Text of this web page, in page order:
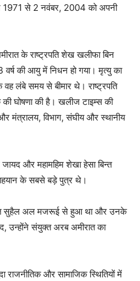
1971 से 2 नवंबर, 2004 को अपनी
के राष्ट्रपति शेख खलीफा बिन
की आयु में निधन हो गया। मृत्यु का
वह लंबे समय से बीमार थे। राष्ट्रपति
घोषणा की है। खलीज टाइम्स की
मंत्रालय, विभाग, संघीय और स्थानीय
और महामहिम शेखा हेसा बिन्त
के सबसे बड़े पुत्र थे।
सुहैल अल मजरूई से हुआ था और उनके
उन्होंने संयुक्त अरब अमीरात का
राजनीतिक और सामाजिक स्थितियों में